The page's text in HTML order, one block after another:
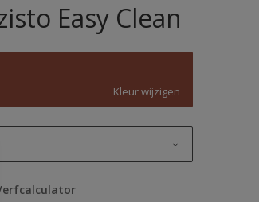
Easy Clean
Kleur wijzigen